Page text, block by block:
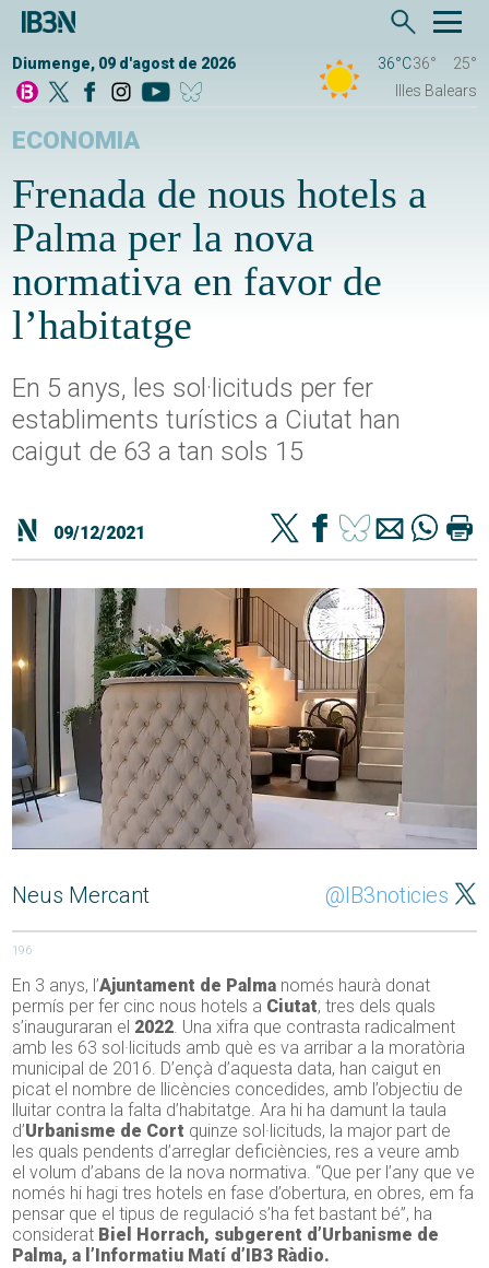
Diumenge, 09 d'agost de 2026 36°C36°
25°
Illes Balears
ECONOMIA
Frenada de nous hotels a
Palma per la nova
normativa en favor de
l’habitatge
En 5 anys, les sol·licituds per fer
establiments turístics a Ciutat han
caigut de 63 a tan sols 15
09/12/2021
Neus Mercant @IB3noticies
196
En 3 anys, l’Ajuntament de Palma només haurà donat
permís per fer cinc nous hotels a Ciutat, tres dels quals
s’inauguraran el 2022. Una xifra que contrasta radicalment
amb les 63 sol·licituds amb què es va arribar a la moratòria
municipal de 2016. D’ençà d’aquesta data, han caigut en
picat el nombre de llicències concedides, amb l’objectiu de
lluitar contra la falta d’habitatge. Ara hi ha damunt la taula
d’Urbanisme de Cort quinze sol·licituds, la major part de
les quals pendents d’arreglar deficiències, res a veure amb
el volum d’abans de la nova normativa. “Que per l’any que ve
només hi hagi tres hotels en fase d’obertura, en obres, em fa
pensar que el tipus de regulació s’ha fet bastant bé”, ha
considerat Biel Horrach, subgerent d’Urbanisme de
Palma, a l’Informatiu Matí d’IB3 Ràdio.